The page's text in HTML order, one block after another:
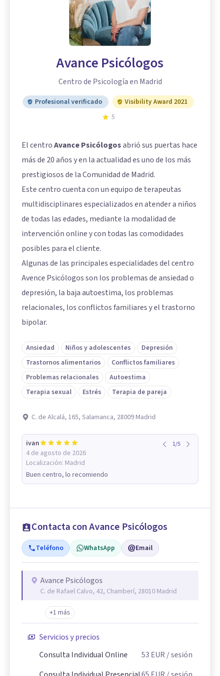
Avance Psicólogos
Centro de Psicología en Madrid
Profesional verificado
Visibility Award 2021
5
El centroAvance Psicólogosabrió sus puertas hace
más de 20 años y en la actualidad es uno de los más
prestigiosos de la Comunidad de Madrid.
Este centro cuenta con un equipo de terapeutas
multidisciplinares especializados en atender a niños
de todas las edades, mediante la modalidad de
intervención online y con todas las comodidades
posibles para el cliente.
Algunas de las principales especialidades del centro
Avence Psicólogos son los problemas de ansiedad o
depresión, la baja autoestima, los problemas
relacionales, los conflictos familiares y el trastorno
bipolar.
Ansiedad Niños y adolescentes
Depresión
Trastornos alimentarios
Conflictos familiares
Problemas relacionales
Autoestima
Terapia sexual
Estrés Terapia de pareja
C. de Alcalá, 165, Salamanca, 28009 Madrid
ivan
4 de agosto de 2026
Localización: Madrid
1/5
Buen centro, lo recomiendo
Contacta con Avance Psicólogos
Teléfono WhatsApp Email
Avance Psicólogos
C. de Rafael Calvo, 42, Chamberí, 28010 Madrid
+1 más
Servicios y precios
Consulta Individual Online
53 EUR/ sesión